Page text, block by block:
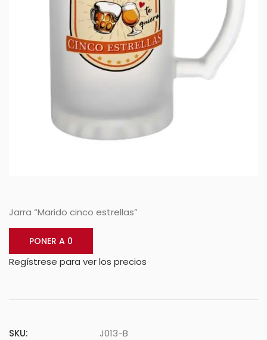
Jarra “Marido cinco estrellas”
PONER A 0
Regístrese para ver los precios
SKU:
J013-B